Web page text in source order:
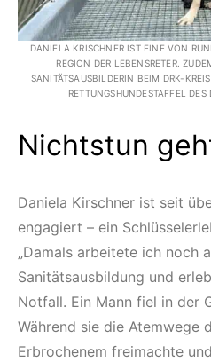
DANIELA KRISCHNER IST EINE VON
REGION DER LEBENSRETER.
SANITÄTSAUSBILDERIN BEIM DRK-
RETTUNGSHUNDESTAFFEL DES
Nichtstun
Daniela Kirschner ist seit
engagiert – ein
„Damals arbeitete ich noch
Sanitätsausbildung und
Notfall. Ein Mann fiel in der
Während sie die Atemwege
Erbrochenem freimachte